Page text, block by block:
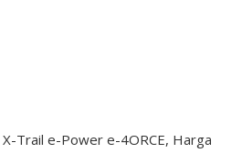
Trail e-Power e-4ORCE, Harga